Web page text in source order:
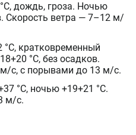
дождь, гроза. Ночью
Скорость ветра — 7–12 м/
кратковременный
°C, без осадков.
с, с порывами до 13 м/с.
°C, ночью +19+21 °C.
м/с.